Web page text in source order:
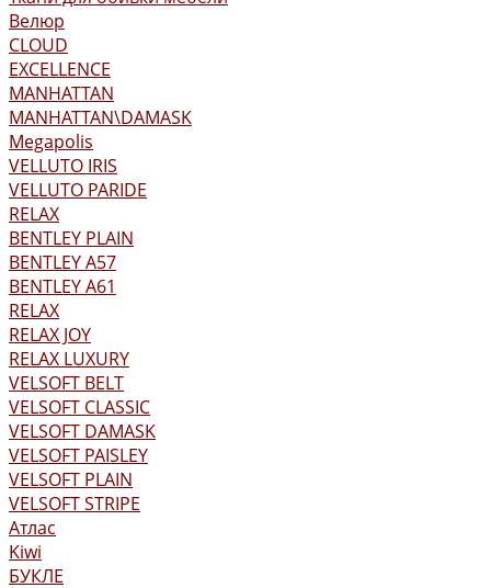
Велюр
CLOUD
EXCELLENCE
MANHATTAN
MANHATTAN\DAMASK
Megapolis
VELLUTO IRIS
VELLUTO PARIDE
RELAX
BENTLEY PLAIN
BENTLEY А57
BENTLEY А61
RELAX
RELAX JOY
RELAX LUXURY
VELSOFT BELT
VELSOFT CLASSIC
VELSOFT DAMASK
VELSOFT PAISLEY
VELSOFT PLAIN
VELSOFT STRIPE
Атлас
Kiwi
БУКЛЕ